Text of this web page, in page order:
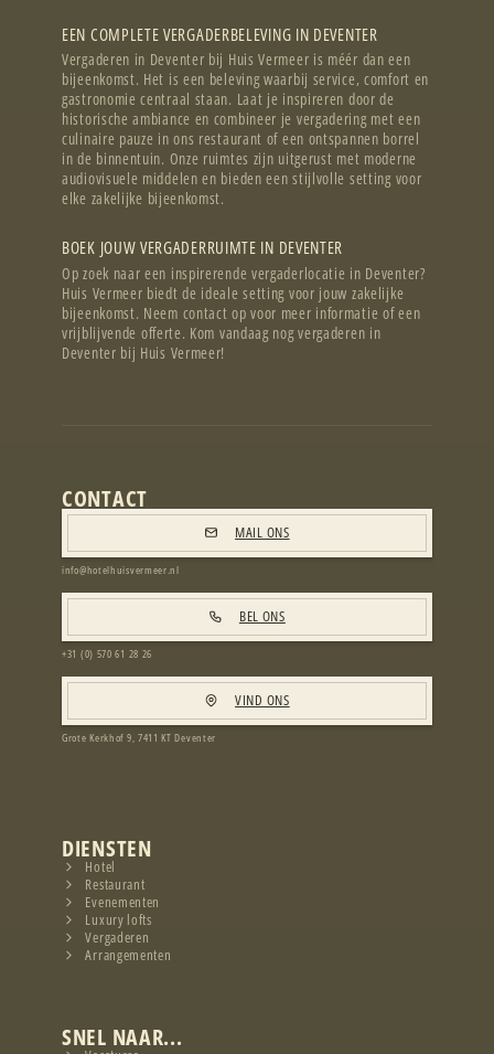
EEN COMPLETE VERGADERBELEVING IN DEVENTER
Vergaderen in Deventer bij Huis Vermeer is méér dan een
bijeenkomst. Het is een beleving waarbij service, comfort en
gastronomie centraal staan. Laat je inspireren door de
historische ambiance en combineer je vergadering met een
culinaire pauze in ons restaurant of een ontspannen borrel
in de binnentuin. Onze ruimtes zijn uitgerust met moderne
audiovisuele middelen en bieden een stijlvolle setting voor
elke zakelijke bijeenkomst.
BOEK JOUW VERGADERRUIMTE IN DEVENTER
Op zoek naar een inspirerende vergaderlocatie in Deventer?
Huis Vermeer biedt de ideale setting voor jouw zakelijke
bijeenkomst. Neem contact op voor meer informatie of een
vrijblijvende offerte. Kom vandaag nog vergaderen in
Deventer bij Huis Vermeer!
CONTACT
MAIL ONS
info@hotelhuisvermeer.nl
BEL ONS
+31 (0) 570 61 28 26
VIND ONS
Grote Kerkhof 9, 7411 KT Deventer
DIENSTEN
Hotel
Restaurant
Evenementen
Luxury lofts
Vergaderen
Arrangementen
SNEL NAAR...